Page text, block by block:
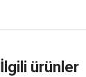
İlgili ürünler